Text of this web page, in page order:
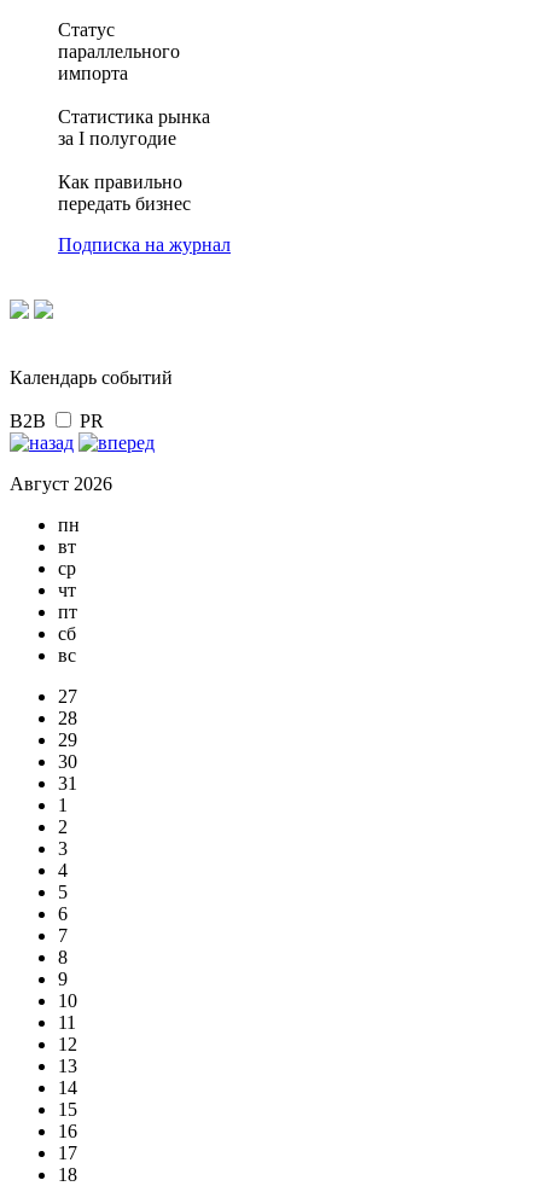
Статус
параллельного
импорта
Статистика рынка
за I полугодие
Как правильно
передать бизнес
Подписка на журнал
Календарь событий
B2B PR
Август 2026
пн
вт
ср
чт
пт
сб
вс
27
28
29
30
31
1
2
3
4
5
6
7
8
9
10
11
12
13
14
15
16
17
18